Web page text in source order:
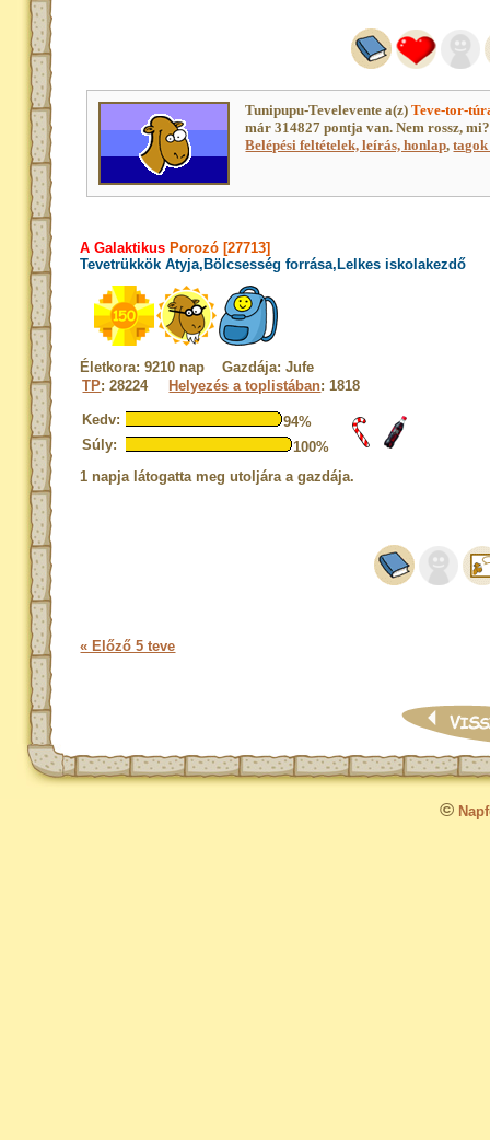
Tunipupu-Tevelevente a(z)Teve-tor-
már 314827 pontja van. Nem rossz, mi?
Belépési feltételek, leírás, honlap,
A Galaktikus Porozó [27713]
Tevetrükkök Atyja,Bölcsesség forrása,Lelkes iskolakezdő
Életkora: 9210 nap Gazdája: Jufe
TP: 28224 Helyezés a toplistában: 1818
Kedv:
94%
Súly:
100%
1 napja látogatta meg utoljára a gazdája.
« Előző 5 teve
©